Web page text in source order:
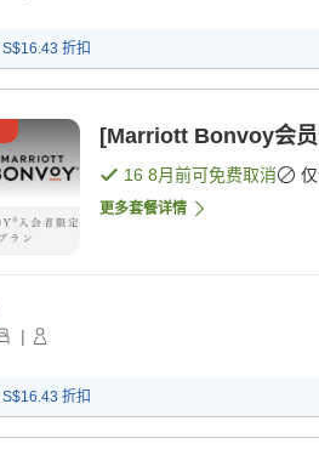
S$16.43 折扣
[Marriott Bonvoy会
16 8月前可免费取消
更多套餐详情
|
S$16.43 折扣